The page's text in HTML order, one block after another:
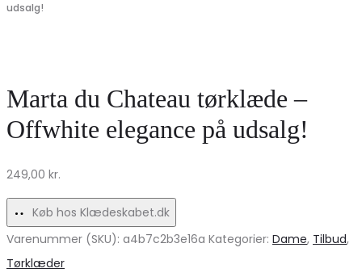
–
Taske
Leopard
Design
udsalg!
Marta du Chateau tørklæde –
Offwhite elegance på udsalg!
249,00 kr.
Køb hos Klædeskabet.dk
Varenummer (SKU): a4b7c2b3e16a Kategorier: Dame, Tilbud,
Tørklæder